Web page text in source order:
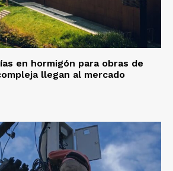
en hormigón para obras de
llegan al mercado